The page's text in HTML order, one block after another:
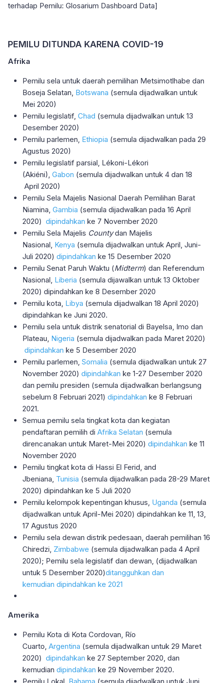
terhadap Pemilu: Glosarium Dashboard Data]
PEMILU DITUNDA KARENA COVID-19
Afrika
Pemilu sela untuk daerah pemilihan Metsimotlhabe dan
Boseja Selatan, Botswana (semula dijadwalkan untuk
Mei 2020)
Pemilu legislatif, Chad (semula dijadwalkan untuk 13
Desember 2020)
Pemilu parlemen, Ethiopia (semula dijadwalkan pada 29
Agustus 2020)
Pemilu legislatif parsial, Lékoni-Lékori
(Akiéni), Gabon (semula dijadwalkan untuk 4 dan 18
April 2020)
Pemilu Sela Majelis Nasional Daerah Pemilihan Barat
Niamina, Gambia (semula dijadwalkan pada 16 April
2020) dipindahkan ke 7 November 2020
Pemilu Sela Majelis Countydan Majelis
Nasional, Kenya (semula dijadwalkan untuk April, Juni-
Juli 2020) dipindahkan ke 15 Desember 2020
Pemilu Senat Paruh Waktu (Midterm) dan Referendum
Nasional, Liberia (semula dijawalkan untuk 13 Oktober
2020) dipindahkan ke 8 Desember 2020
Pemilu kota, Libya (semula dijadwalkan 18 April 2020)
dipindahkan ke Juni 2020.
Pemilu sela untuk distrik senatorial di Bayelsa, Imo dan
Plateau, Nigeria (semula dijadwalkan pada Maret 2020)
dipindahkan ke 5 Desember 2020
Pemilu parlemen, Somalia (semula dijadwalkan untuk 27
November 2020) dipindahkan ke 1-27 Desember 2020
dan pemilu presiden (semula dijadwalkan berlangsung
sebelum 8 Februari 2021) dipindahkan ke 8 Februari
2021.
Semua pemilu sela tingkat kota dan kegiatan
pendaftaran pemilih di Afrika Selatan (semula
direncanakan untuk Maret-Mei 2020) dipindahkan ke 11
November 2020
Pemilu tingkat kota di Hassi El Ferid, and
Jbeniana, Tunisia (semula dijadwalkan pada 28-29 Maret
2020) dipindahkan ke 5 Juli 2020
Pemilu kelompok kepentingan khusus, Uganda (semula
dijadwalkan untuk April-Mei 2020) dipindahkan ke 11, 13,
17 Agustus 2020
Pemilu sela dewan distrik pedesaan, daerah pemilihan 16
Chiredzi, Zimbabwe (semula dijadwalkan pada 4 April
2020); Pemilu sela legislatif dan dewan, (dijadwalkan
untuk 5 Desember 2020)ditangguhkan dan
kemudian dipindahkan ke 2021
Amerika
Pemilu Kota di Kota Cordovan, Río
Cuarto, Argentina (semula dijadwalkan untuk 29 Maret
2020) dipindahkan ke 27 September 2020, dan
kemudian dipindahkan ke 29 November 2020.